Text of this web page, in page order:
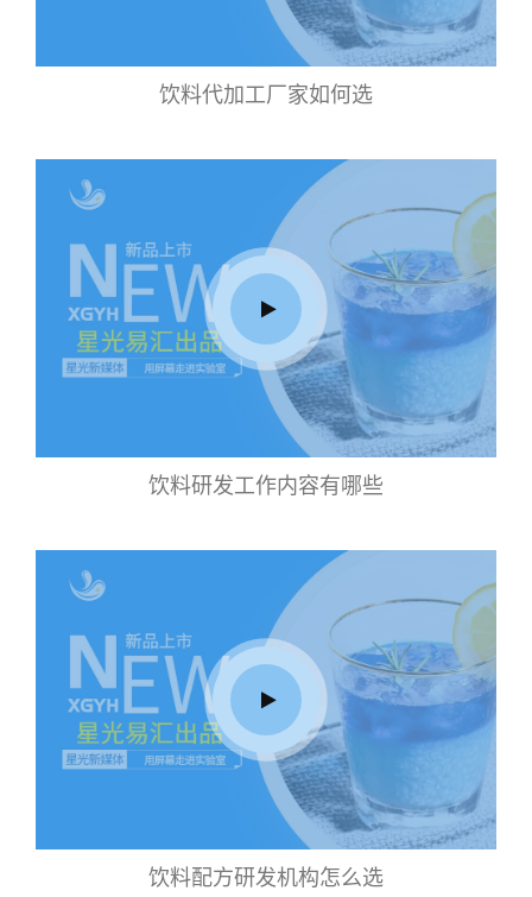
饮料代加工厂家如何选
饮料研发工作内容有哪些
饮料配方研发机构怎么选